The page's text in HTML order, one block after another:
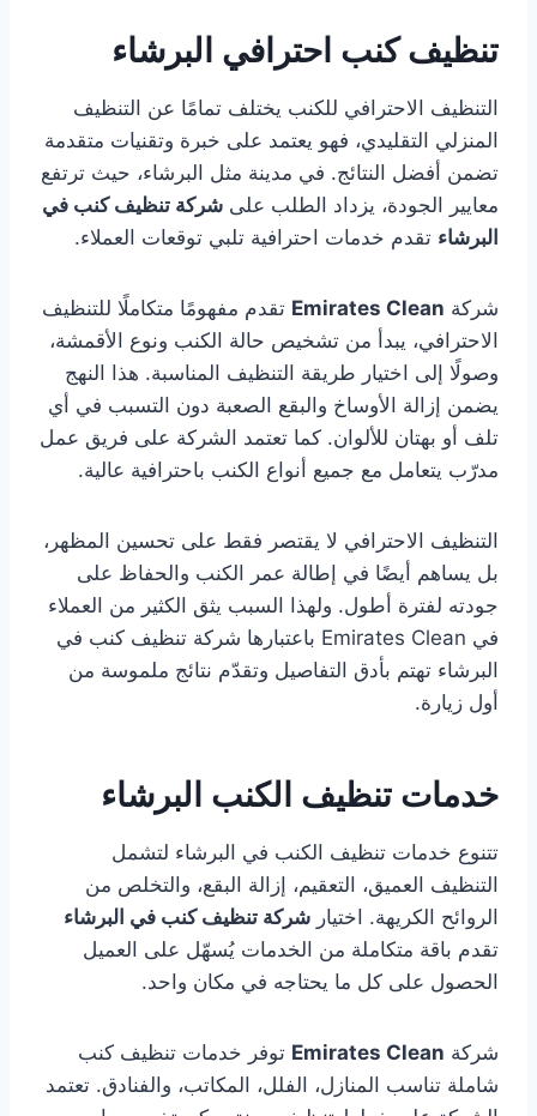
تنظيف كنب احترافي البرشاء
التنظيف الاحترافي للكنب يختلف تمامًا عن التنظيف
المنزلي التقليدي، فهو يعتمد على خبرة وتقنيات متقدمة
تضمن أفضل النتائج. في مدينة مثل البرشاء، حيث ترتفع
معايير الجودة، يزداد الطلب على شركة تنظيف كنب في
البرشاء تقدم خدمات احترافية تلبي توقعات العملاء.
شركة Emirates Clean تقدم مفهومًا متكاملًا للتنظيف
الاحترافي، يبدأ من تشخيص حالة الكنب ونوع الأقمشة،
وصولًا إلى اختيار طريقة التنظيف المناسبة. هذا النهج
يضمن إزالة الأوساخ والبقع الصعبة دون التسبب في أي
تلف أو بهتان للألوان. كما تعتمد الشركة على فريق عمل
مدرّب يتعامل مع جميع أنواع الكنب باحترافية عالية.
التنظيف الاحترافي لا يقتصر فقط على تحسين المظهر،
بل يساهم أيضًا في إطالة عمر الكنب والحفاظ على
جودته لفترة أطول. ولهذا السبب يثق الكثير من العملاء
في Emirates Clean باعتبارها شركة تنظيف كنب في
البرشاء تهتم بأدق التفاصيل وتقدّم نتائج ملموسة من
أول زيارة.
خدمات تنظيف الكنب البرشاء
تتنوع خدمات تنظيف الكنب في البرشاء لتشمل
التنظيف العميق، التعقيم، إزالة البقع، والتخلص من
الروائح الكريهة. اختيار شركة تنظيف كنب في البرشاء
تقدم باقة متكاملة من الخدمات يُسهّل على العميل
الحصول على كل ما يحتاجه في مكان واحد.
شركة Emirates Clean توفر خدمات تنظيف كنب
شاملة تناسب المنازل، الفلل، المكاتب، والفنادق. تعتمد